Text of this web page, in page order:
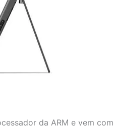
da ARM e vem com